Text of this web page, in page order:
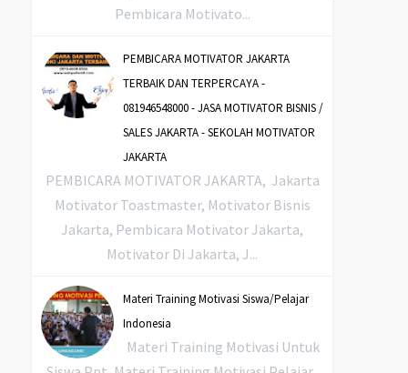
Pembicara Motivato...
PEMBICARA MOTIVATOR JAKARTA
TERBAIK DAN TERPERCAYA -
081946548000 - JASA MOTIVATOR BISNIS /
SALES JAKARTA - SEKOLAH MOTIVATOR
JAKARTA
PEMBICARA MOTIVATOR JAKARTA, Jakarta
Motivator Toastmaster, Motivator Bisnis
Jakarta, Pembicara Motivator Jakarta,
Motivator Di Jakarta, J...
Materi Training Motivasi Siswa/Pelajar
Indonesia
Materi Training Motivasi Untuk